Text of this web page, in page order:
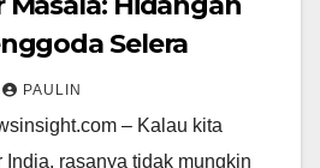
Selera
PAULIN
– Kalau kita
rasanya tidak mungkin